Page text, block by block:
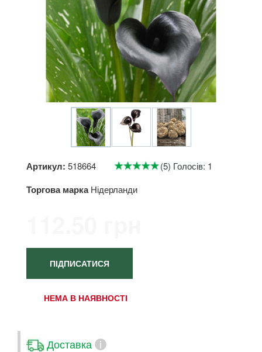
Артикул: 518664 (5) Голосів: 1
Торгова марка Нідерланди
ПІДПИСАТИСЯ
НЕМА В НАЯВНОСТІ
Доставка i